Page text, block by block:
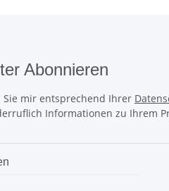
Abonnieren
Sie mir entsprechend Ihrer
Informationen zu Ihrem